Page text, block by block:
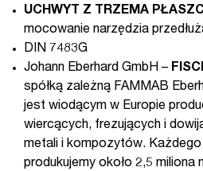
UCHWYT Z TRZEMA
mocowanie narzędzia
DIN 7483G
Johann Eberhard GmbH –
spółką zależną FAMMAB
jest wiodącym w Europie
wiercących, frezujących i
metali i kompozytów.
produkujemy około 2,5 miliona